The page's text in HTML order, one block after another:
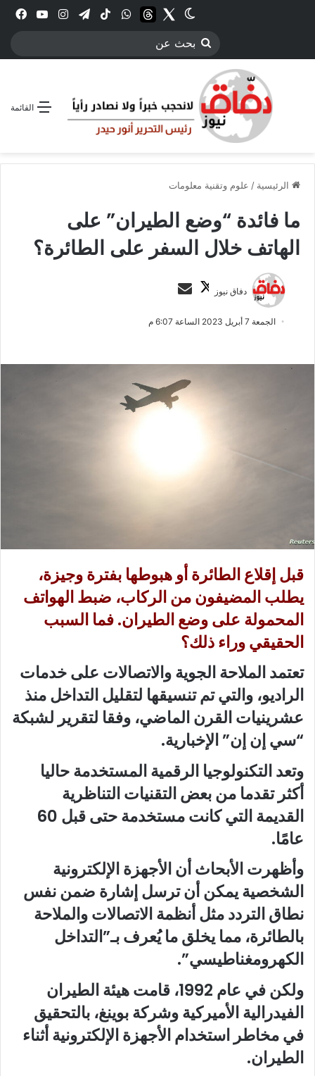
انستقرامتيلقرام‫TikTokواتسابthreadsTwitter
الوضع المظلم
بحث
القائمة
الرئيسية / علوم وتقنية معلومات
ما فائدة “وضع الطيران” على
الهاتف خلال السفر على الطائرة؟
دفاق نيوز
ت
ب
ل
ى
X
س
ر
ي
د
ي
ا
الجمعة 7 أبريل 2023 الساعة 6:07 م
قبل إقلاع الطائرة أو هبوطها بفترة وجيزة،
يطلب المضيفون من الركاب، ضبط الهواتف
المحمولة على وضع الطيران. فما السبب
الحقيقي وراء ذلك؟
تعتمد الملاحة الجوية والاتصالات على خدمات
الراديو، والتي تم تنسيقها لتقليل التداخل منذ
عشرينيات القرن الماضي، وفقا لتقرير لشبكة
“سي إن إن” الإخبارية.
وتعد التكنولوجيا الرقمية المستخدمة حاليا
أكثر تقدما من بعض التقنيات التناظرية
القديمة التي كانت مستخدمة حتى قبل 60
عامًا.
وأظهرت الأبحاث أن الأجهزة الإلكترونية
الشخصية يمكن أن ترسل إشارة ضمن نفس
نطاق التردد مثل أنظمة الاتصالات والملاحة
بالطائرة، مما يخلق ما يُعرف بـ”التداخل
الكهرومغناطيسي”.
ولكن في عام 1992، قامت هيئة الطيران
الفيدرالية الأميركية وشركة بوينغ، بالتحقيق
في مخاطر استخدام الأجهزة الإلكترونية أثناء
الطيران.